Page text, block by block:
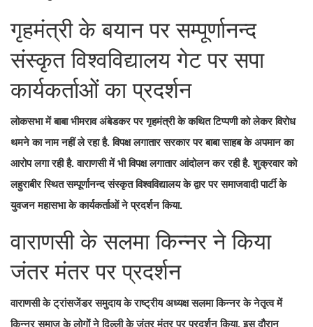
गृहमंत्री के बयान पर सम्पूर्णानन्द
संस्कृत विश्वविद्यालय गेट पर सपा
कार्यकर्ताओं का प्रदर्शन
लोकसभा में बाबा भीमराव अंबेडकर पर गृहमंत्री के कथित टिप्पणी को लेकर विरोध
थमने का नाम नहीं ले रहा है. विपक्ष लगातार सरकार पर बाबा साहब के अपमान का
आरोप लगा रही है. वाराणसी में भी विपक्ष लगातार आंदोलन कर रही है. शुक्रवार को
लहुराबीर स्थित सम्पूर्णानन्द संस्कृत विश्वविद्यालय के द्वार पर समाजवादी पार्टी के
युवजन महासभा के कार्यकर्ताओं ने प्रदर्शन किया.
वाराणसी के सलमा किन्नर ने किया
जंतर मंतर पर प्रदर्शन
वाराणसी के ट्रांसजेंडर समुदाय के राष्ट्रीय अध्यक्ष सलमा किन्नर के नेतृत्व में
किन्नर समाज के लोगों ने दिल्ली के जंतर मंतर पर प्रदर्शन किया. इस दौरान